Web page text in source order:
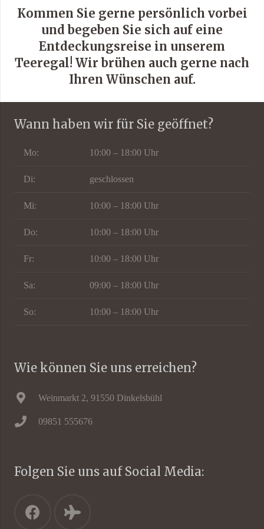
Kommen Sie gerne persönlich vorbei
und begeben Sie sich auf eine
Entdeckungsreise in unserem
Teeregal! Wir brühen auch gerne nach
Ihren Wünschen auf.
Wann haben wir für Sie geöffnet?
Mo: 10:00 – 18:00 Uhr
Di: geschlossen
Mi: 10:00 – 18:00 Uhr
Do: 10:00 – 18:00 Uhr
Fr: 10:00 – 18:00 Uhr
Sa: 09:00 – 18:00 Uhr
So: 10:00 – 18:00 Uhr
Wie können Sie uns erreichen?
Weinmarkt 2, 91550 Dinkelsbühl
09851 555676
Folgen Sie uns auf Social Media: